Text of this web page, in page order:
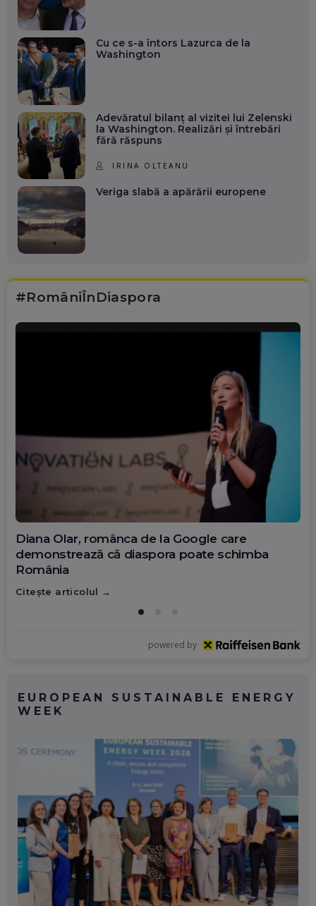
Cu ce s-a întors Lazurca de la
Washington
Adevăratul bilanț al vizitei lui Zelenski
la Washington. Realizări și întrebări
fără răspuns
IRINA OLTEANU
Veriga slabă a apărării europene
#RomâniÎnDiaspora
Diana Olar, românca de la Google care
demonstrează că diaspora poate schimba
România
Citește articolul
powered by
EUROPEAN SUSTAINABLE ENERGY
WEEK